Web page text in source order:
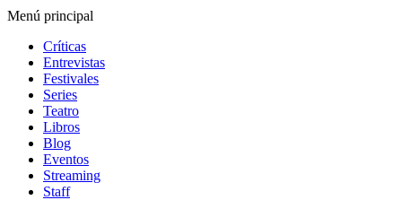
Espectador Web
Menú principal
Críticas
Entrevistas
Festivales
Series
Teatro
Libros
Blog
Eventos
Streaming
Staff